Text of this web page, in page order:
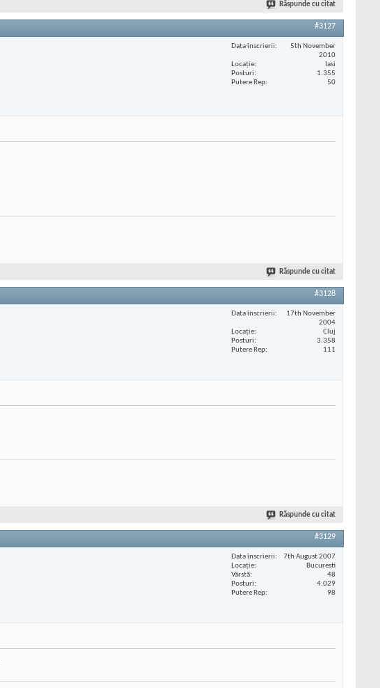
Răspunde cu citat
#3127
Data înscrierii
5th November
2010
Locaţie
Iasi
Posturi
1.355
Putere Rep
50
Răspunde cu citat
#3128
Data înscrierii
17th November
2004
Locaţie
Cluj
Posturi
3.358
Putere Rep
111
Răspunde cu citat
#3129
Data înscrierii
7th August 2007
Locaţie
Bucuresti
Vârstă
48
Posturi
4.029
Putere Rep
98